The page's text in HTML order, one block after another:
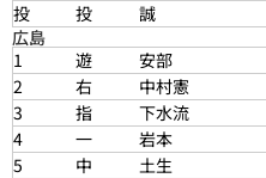
投
投
誠
広島
1
遊
安部
2
右
中村憲
3
指
下水流
4
一
岩本
5
中
土生